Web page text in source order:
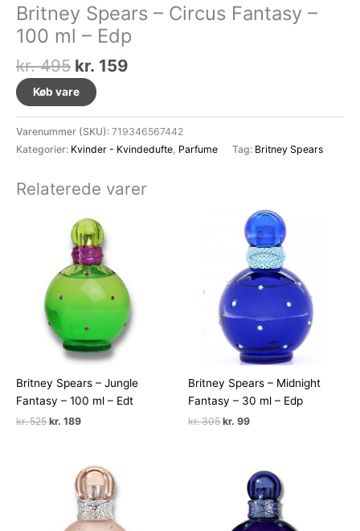
Britney Spears – Circus Fantasy –
100 ml – Edp
kr.495 Den
oprindelige
pris
var:
kr. 495.
kr. 159
er:
kr. 159.
Køb vare
Varenummer (SKU): 719346567442
Kategorier: Kvinder - Kvindedufte Parfume Tag: Britney Spears
Relaterede varer
Britney Spears – Jungle
Fantasy – 100 ml – Edt
kr.525 Den
kr. 525.
kr. 189Den
kr. 189.
Britney Spears – Midnight
Fantasy – 30 ml – Edp
kr.305 Den
kr. 305.
kr. 99Den
kr. 99.